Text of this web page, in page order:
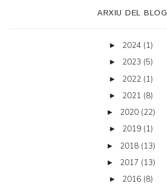
ARXIU DEL BLOG
► 2024 (1)
► 2023 (5)
► 2022 (1)
► 2021 (8)
► 2020 (22)
► 2019 (1)
► 2018 (13)
► 2017 (13)
► 2016 (8)